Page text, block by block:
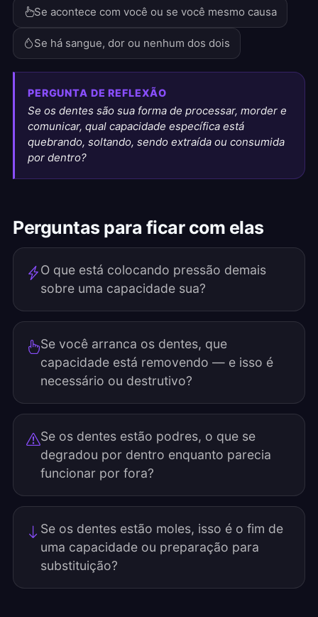
Se acontece com você ou se você mesmo causa
Se há sangue, dor ou nenhum dos dois
PERGUNTA DE REFLEXÃO
Se os dentes são sua forma de processar, morder e
comunicar, qual capacidade específica está
quebrando, soltando, sendo extraída ou consumida
por dentro?
Perguntas para ficar com elas
O que está colocando pressão demais
sobre uma capacidade sua?
Se você arranca os dentes, que
capacidade está removendo — e isso é
necessário ou destrutivo?
Se os dentes estão podres, o que se
degradou por dentro enquanto parecia
funcionar por fora?
Se os dentes estão moles, isso é o fim de
uma capacidade ou preparação para
substituição?